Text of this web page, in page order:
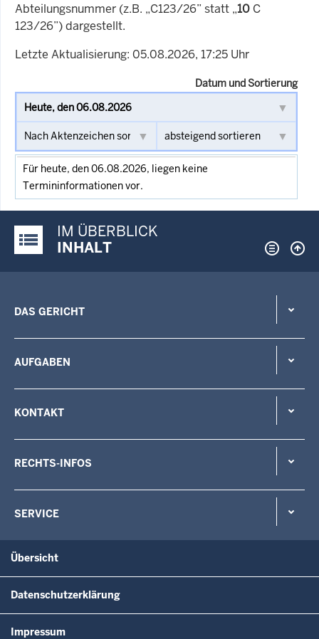
Abteilungsnummer (z.B. „C123/26” statt „10 C
123/26”) dargestellt.
Letzte Aktualisierung: 05.08.2026, 17:25 Uhr
Datum und Sortierung
Für heute, den 06.08.2026, liegen keine
Termininformationen vor.
Justiz-Portal im Überblick:
IM ÜBERBLICK
INHALT
DAS GERICHT
AUFGABEN
KONTAKT
RECHTS-INFOS
SERVICE
Übersicht
Datenschutzerklärung
Impressum